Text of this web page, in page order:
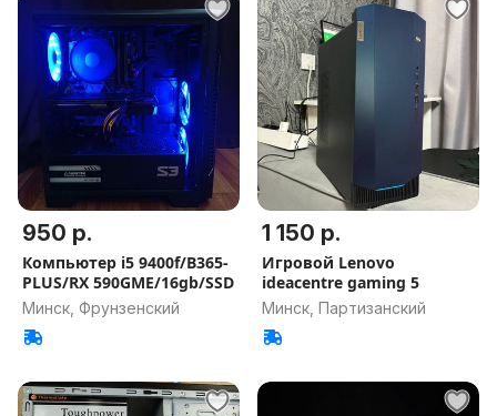
950 р.
Компьютер i5 9400f/B365-
PLUS/RX 590GME/16gb/SSD
Минск, Фрунзенский
1 150 р.
Игровой Lenovo
ideacentre gaming 5
Минск, Партизанский